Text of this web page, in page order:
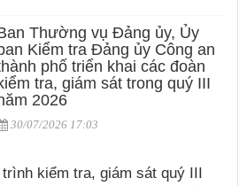
Thường vụ Đảng ủy, Ủy
Kiểm tra Đảng ủy Công an
phố triển khai các đoàn
tra, giám sát trong quý III
2026
30/07/2026 17:03
kiểm tra, giám sát quý III